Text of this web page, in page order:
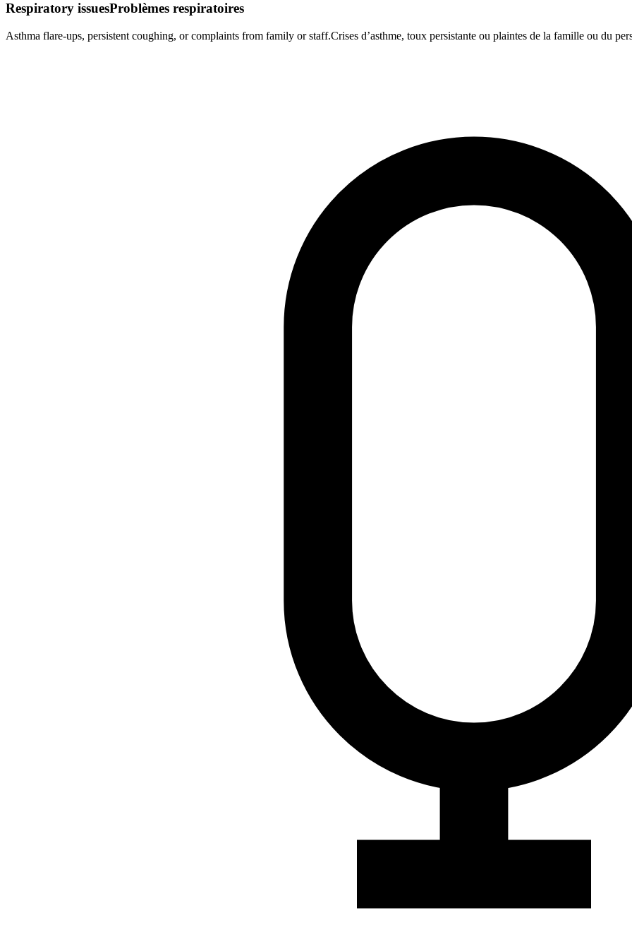
Respiratory issuesProblèmes respiratoires
Asthma flare-ups, persistent coughing, or complaints from family or staff.Crises d’asthme, toux persistante ou plaintes de la famille ou du